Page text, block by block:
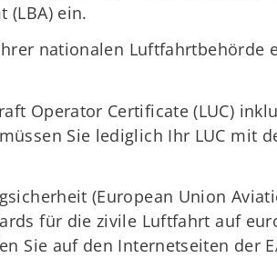
(LBA) ein.
nationalen Luftfahrtbehörde
Operator Certificate (LUC)
Sie lediglich Ihr LUC mit
(European Union
für die zivile Luftfahrt auf
Sie auf den Internetseiten der